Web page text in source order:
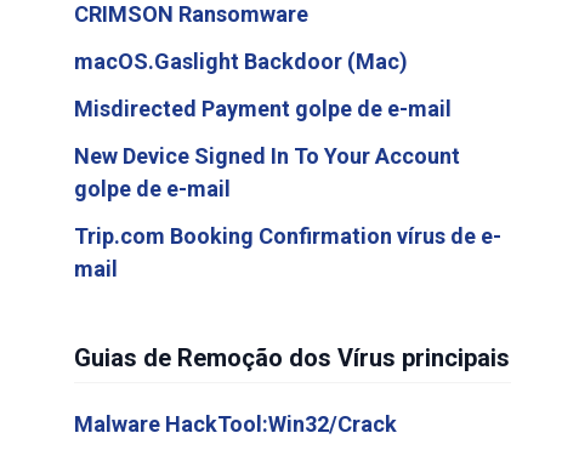
CRIMSON Ransomware
macOS.Gaslight Backdoor (Mac)
Misdirected Payment golpe de e-mail
New Device Signed In To Your Account
golpe de e-mail
Trip.com Booking Confirmation vírus de e-
mail
Guias de Remoção dos Vírus principais
Malware HackTool:Win32/Crack